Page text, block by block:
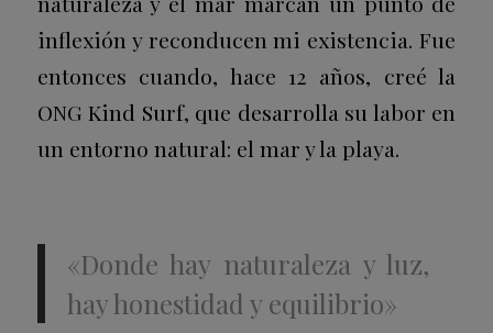
inflexión y reconducen mi existencia. Fue
entonces cuando, hace 12 años, creé la
ONG Kind Surf, que desarrolla su labor en
un entorno natural: el mar y la playa.
«Donde hay naturaleza y luz,
hay honestidad y equilibrio»